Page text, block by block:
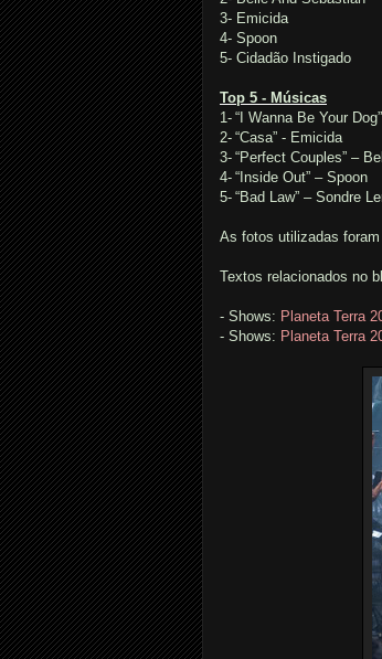
3- Emicida
4- Spoon
5- Cidadão Instigado
Top 5 - Músicas
1- “I Wanna Be Your
2- “Casa” - Emicida
3- “Perfect Couples” –
4- “Inside Out” – Spoon
5- “Bad Law” – Sondre
As fotos utilizadas
Textos relacionados no
- Shows: Planeta Terra
- Shows: Planeta Terra